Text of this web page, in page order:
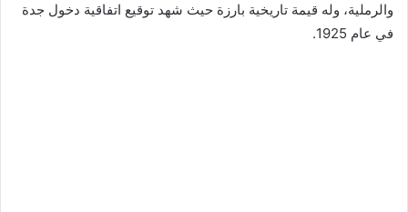
والرملية، وله قيمة تاريخية بارزة حيث شهد توقيع اتفاقية دخول جدة
في عام 1925.